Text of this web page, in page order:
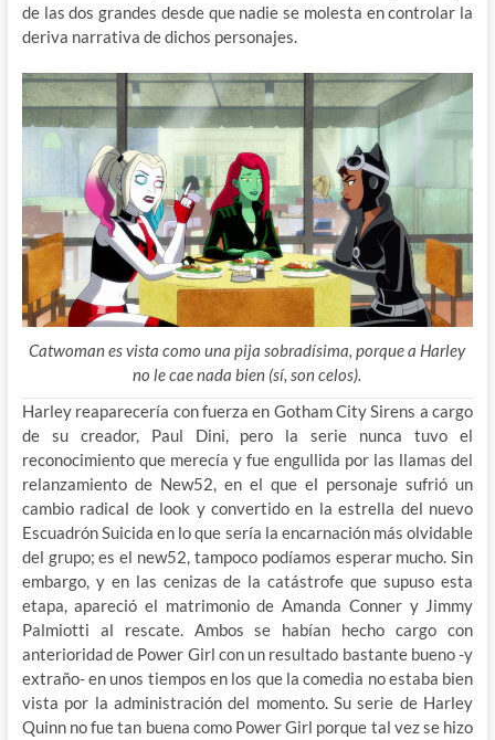
de las dos grandes desde que nadie se molesta en controlar la
deriva narrativa de dichos personajes.
Catwoman es vista como una pija sobradísima, porque a Harley
no le cae nada bien (sí, son celos).
Harley reaparecería con fuerza en Gotham City Sirens a cargo
de su creador, Paul Dini, pero la serie nunca tuvo el
reconocimiento que merecía y fue engullida por las llamas del
relanzamiento de New52, en el que el personaje sufrió un
cambio radical de look y convertido en la estrella del nuevo
Escuadrón Suicida en lo que sería la encarnación más olvidable
del grupo; es el new52, tampoco podíamos esperar mucho. Sin
embargo, y en las cenizas de la catástrofe que supuso esta
etapa, apareció el matrimonio de Amanda Conner y Jimmy
Palmiotti al rescate. Ambos se habían hecho cargo con
anterioridad de Power Girl con un resultado bastante bueno -y
extraño- en unos tiempos en los que la comedia no estaba bien
vista por la administración del momento. Su serie de Harley
Quinn no fue tan buena como Power Girl porque tal vez se hizo